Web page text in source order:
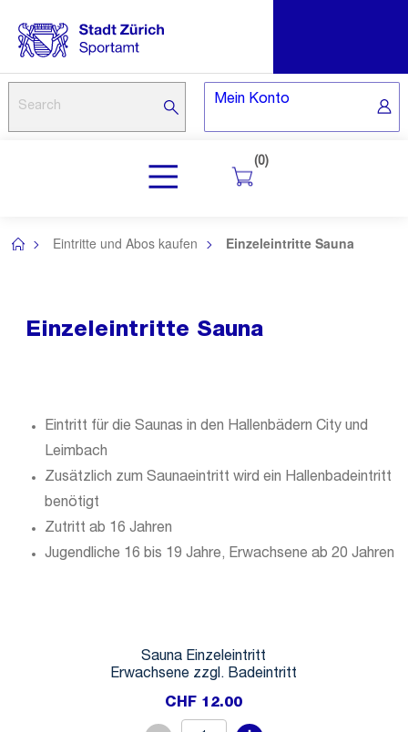
Mein Konto
(0)
Eintritte und Abos kaufen Einzeleintritte Sauna
Einzeleintritte Sauna
Eintritt für die Saunas in den Hallenbädern City und
Leimbach
Zusätzlich zum Saunaeintritt wird ein Hallenbadeintritt
benötigt
Zutritt ab 16 Jahren
Jugendliche 16 bis 19 Jahre, Erwachsene ab 20 Jahren
Sauna Einzeleintritt
Erwachsene zzgl. Badeintritt
CHF 12.00